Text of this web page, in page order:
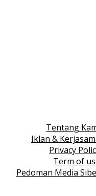
Tentang
Iklan &
Privacy
Term of
Pedoman Media